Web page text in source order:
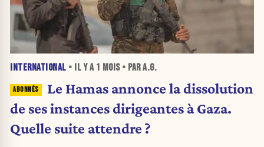
INTERNATIONAL • IL Y A 1 MOIS• PAR A.G.
Le Hamas annonce la dissolution
de ses instances dirigeantes à Gaza.
Quelle suite attendre ?